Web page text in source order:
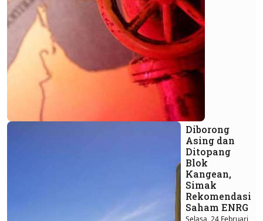
Diborong
Asing dan
Ditopang
Blok
Kangean,
Simak
Rekomendasi
Saham ENRG